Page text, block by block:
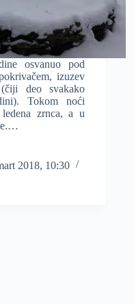
osvanuo pod
izuzev
deo svakako
Tokom noći
zrnca, a u
2018, 10:30